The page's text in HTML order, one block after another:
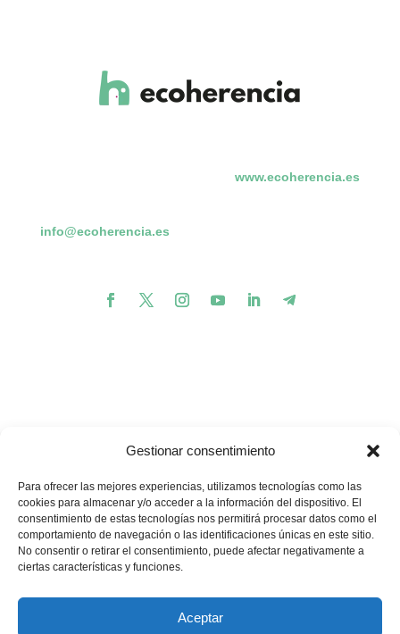
Gestionar consentimiento
Para ofrecer las mejores experiencias, utilizamos tecnologías como las
cookies para almacenar y/o acceder a la información del dispositivo. El
consentimiento de estas tecnologías nos permitirá procesar datos como el
comportamiento de navegación o las identificaciones únicas en este sitio.
No consentir o retirar el consentimiento, puede afectar negativamente a
ciertas características y funciones.
Aceptar
www.ecoherencia.es
info@ecoherencia.es
💪🏽¿Te gustaría apoyar nuestros proyectos?
¡Buenas
noticias! Ahora puedes hacerlo en un solo minuto…